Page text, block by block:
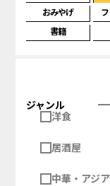
おみやげ
書籍
ジャンル
洋食
居酒屋
中華・アジア